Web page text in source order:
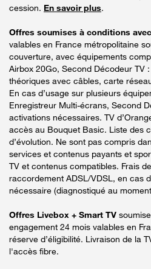
cession. En savoir plus.
Offres soumises à conditions
valables en France métropolitaine
couverture, avec équipements
Airbox 20Go, Second Décodeur TV
théoriques avec câbles, carte
En cas d’usage sur plusieurs
Enregistreur Multi-écrans, Second
activations nécessaires. TV
accès au Bouquet Basic. Liste des
d’évolution. Ne sont pas compris
services et contenus payants et
TV et contenus compatibles. Frais
raccordement ADSL/VDSL, en cas
nécessaire (diagnostiqué au
Offres Livebox + Smart TV
engagement 24 mois valables en
réserve d’éligibilité. Livraison de la
l'accès fibre.